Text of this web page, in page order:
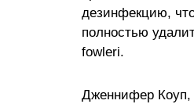
дезинфекцию,
полностью
fowleri.
Дженнифер Коуп,